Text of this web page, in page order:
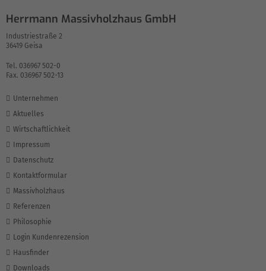
Herrmann Massivholzhaus GmbH
Industriestraße 2
36419 Geisa
Tel. 036967 502-0
Fax. 036967 502-13
Unternehmen
Aktuelles
Wirtschaftlichkeit
Impressum
Datenschutz
Kontaktformular
Massivholzhaus
Referenzen
Philosophie
Login Kundenrezension
Hausfinder
Downloads